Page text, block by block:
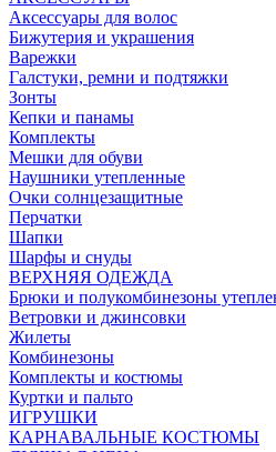
Аксессуары для волос
Бижутерия и украшения
Варежки
Галстуки, ремни и подтяжки
Зонты
Кепки и панамы
Комплекты
Мешки для обуви
Наушники утепленные
Очки солнцезащитные
Перчатки
Шапки
Шарфы и снуды
ВЕРХНЯЯ ОДЕЖДА
Брюки и полукомбинезоны
Ветровки и джинсовки
Жилеты
Комбинезоны
Комплекты и костюмы
Куртки и пальто
ИГРУШКИ
КАРНАВАЛЬНЫЕ КОСТЮМЫ